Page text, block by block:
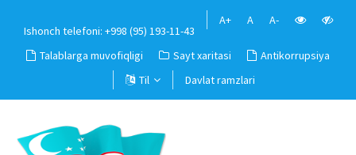
Ishonch telefoni: +998 (95) 193-11-43
A+ A A-
Talablarga muvofiqligi Sayt xaritasi
Antikorrupsiya
Til
Davlat ramzlari